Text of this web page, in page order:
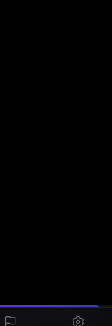
Einen Fehler gefunden?